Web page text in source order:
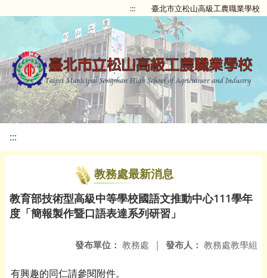
::: 臺北市立松山高級工農職業學校
:::
教務處最新消息
教育部技術型高級中等學校國語文推動中心111學年
度「簡報製作暨口語表達系列研習」
發布人： 教務處教學組
發布單位： 教務處 |
有興趣的同仁請參閱附件。